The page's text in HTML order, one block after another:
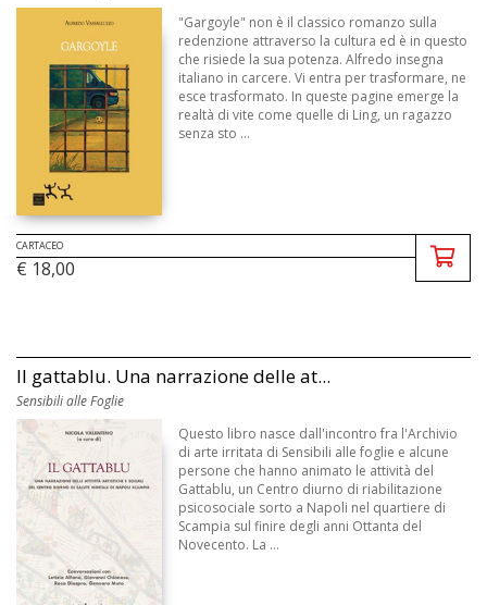
"Gargoyle" non è il classico romanzo sulla
redenzione attraverso la cultura ed è in questo
che risiede la sua potenza. Alfredo insegna
italiano in carcere. Vi entra per trasformare, ne
esce trasformato. In queste pagine emerge la
realtà di vite come quelle di Ling, un ragazzo
senza sto ...
CARTACEO
€ 18,00
Il gattablu. Una narrazione delle at...
Sensibili alle Foglie
Questo libro nasce dall'incontro fra l'Archivio
di arte irritata di Sensibili alle foglie e alcune
persone che hanno animato le attività del
Gattablu, un Centro diurno di riabilitazione
psicosociale sorto a Napoli nel quartiere di
Scampia sul finire degli anni Ottanta del
Novecento. La ...